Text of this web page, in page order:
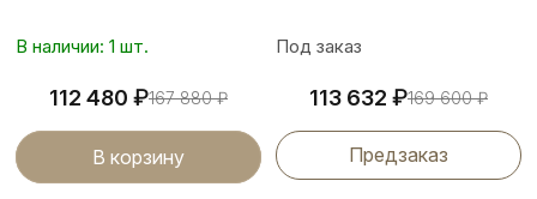
В наличии: 1 шт.
112 480 ₽167 880₽
В корзину
Под заказ
113 632 ₽169 600₽
Предзаказ